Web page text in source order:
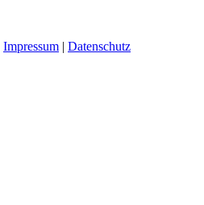
Impressum | Datenschutz